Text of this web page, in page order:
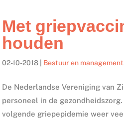
Met
houden
02-10-2018 Bestuur en management
De Nederlandse Vereniging van
personeel in de
volgende griepepidemie weer